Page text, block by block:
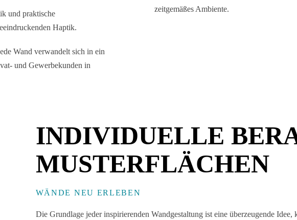
und praktische
Haptik.
Wand verwandelt sich in ein
und Gewerbekunden in
zeitgemäßes Ambiente.
INDIVIDUELLE
MUSTERFLÄCHEN
WÄNDE NEU ERLEBEN
Die Grundlage jeder inspirierenden Wandgestaltung ist eine überzeugende